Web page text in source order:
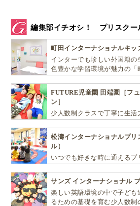
な背景があると思いますが、私の
は、
自分の身体の理解不足や受容
医者への絶望的（？）な信頼
痛みや不調への恐怖心
…といったことが挙げられるかと思
悲しいことですが、医者の方もそ
利用して、必要のない手術をする
あるようです。
こういった風潮の反動で、一部の
婦達は、頑なに自然分娩を強調し
編集部イチオシ！ プリスクー
町田インターナショナルキッ
インターでも珍しい外国籍
色豊かな学習環境が魅力の「
FUTURE児童園 田端園［フ
ン］
少人数制クラスで丁寧に生活
松濤インターナショナルプリ
ル）
いつでも好きな時に通えるプ
自ら進んで学ぶこと、考える
サンズ インターナショナル
楽しい英語環境の中で子ども
るための基礎を育む少人数制